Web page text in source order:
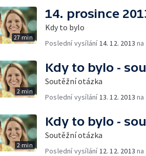
27 min
14. prosince
Kdy to bylo
Poslední vysílání 14. 12. 2013 na
2 min
Kdy to bylo -
Soutěžní otázka
Poslední vysílání 13. 12. 2013 na
2 min
Kdy to bylo -
Soutěžní otázka
Poslední vysílání 12. 12. 2013 na